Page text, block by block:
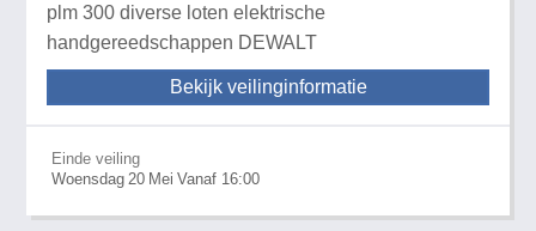
plm 300 diverse loten elektrische
handgereedschappen DEWALT
Bekijk veilinginformatie
Einde veiling
Woensdag 20 Mei Vanaf 16:00